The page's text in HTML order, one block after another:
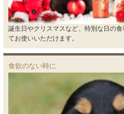
誕生日やクリスマスなど、特別な日の
てお使いいただけます。
食欲のない時に